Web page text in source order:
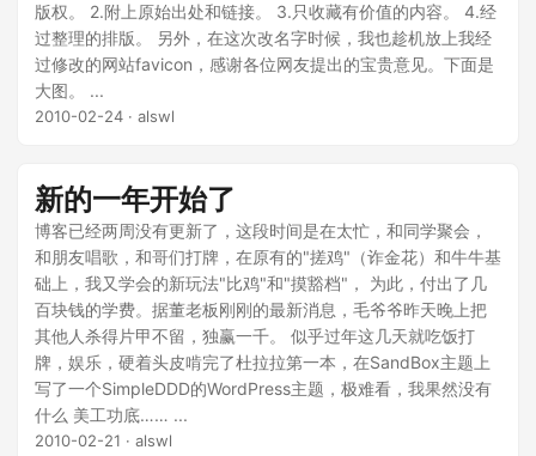
版权。 2.附上原始出处和链接。 3.只收藏有价值的内容。 4.经
过整理的排版。 另外，在这次改名字时候，我也趁机放上我经
过修改的网站favicon，感谢各位网友提出的宝贵意见。下面是
大图。 ...
2010-02-24 · alswl
新的一年开始了
博客已经两周没有更新了，这段时间是在太忙，和同学聚会，
和朋友唱歌，和哥们打牌，在原有的"搓鸡"（诈金花）和牛牛基
础上，我又学会的新玩法"比鸡"和"摸豁档"， 为此，付出了几
百块钱的学费。据董老板刚刚的最新消息，毛爷爷昨天晚上把
其他人杀得片甲不留，独赢一千。 似乎过年这几天就吃饭打
牌，娱乐，硬着头皮啃完了杜拉拉第一本，在SandBox主题上
写了一个SimpleDDD的WordPress主题，极难看，我果然没有
什么 美工功底…… ...
2010-02-21 · alswl